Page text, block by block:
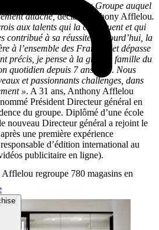
la direction générale du Groupe auquel
attaché,déclare Anthony Afflelou.
aux talents qui la constituent et qui
contribué à sa réussite. Aujourd’hui, la
à l’ensemble des Français et dépasse
précis, je pense à la grande famille du
quotidien depuis 7 ans déjà. Nous
et passionnants challenges, dans
». A 31 ans, Anthony Afflelou
Président Directeur général en
du groupe. Diplômé d’une école
nouveau Directeur général a rejoint le
une première expérience
d’édition international au
publicitaire en ligne).
regroupe 780 magasins en